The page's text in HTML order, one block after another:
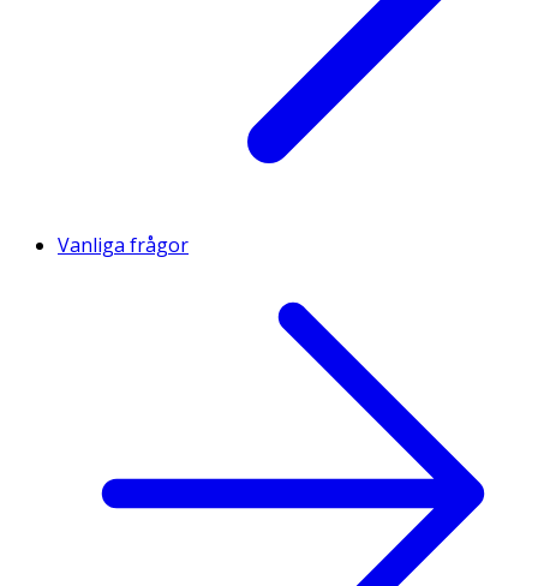
Vanliga frågor